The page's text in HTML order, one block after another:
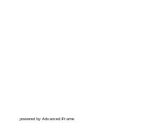
powered by Advanced iFrame